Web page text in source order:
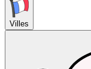
Villes